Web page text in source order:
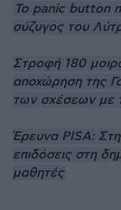
Το panic button
σύζυγος του
Στροφή 180
αποχώρηση της
των σχέσεων με
Έρευνα PISA:
επιδόσεις στη
μαθητές